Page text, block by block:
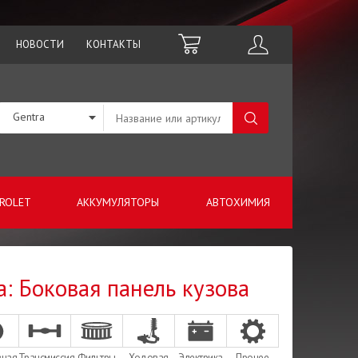
НОВОСТИ КОНТАКТЫ
АККУМУЛЯТОРЫ АВТОХИМИЯ
Gentra
Боковая панель кузова